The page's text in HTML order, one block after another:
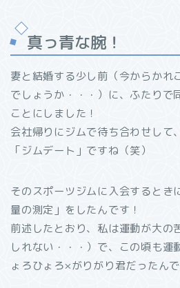
真っ青な腕！
妻と結婚する少し前（今からかれ
でしょうか・・・）に、ふたりで
ことにしました！
会社帰りにジムで待ち合わせして
「ジムデート」ですね（笑）
そのスポーツジムに入会するとき
量の測定」をしたんです！
前述したとおり、私は運動が大の
しれない・・・）で、この頃も運
ょろひょろ×がりがり君だったんで